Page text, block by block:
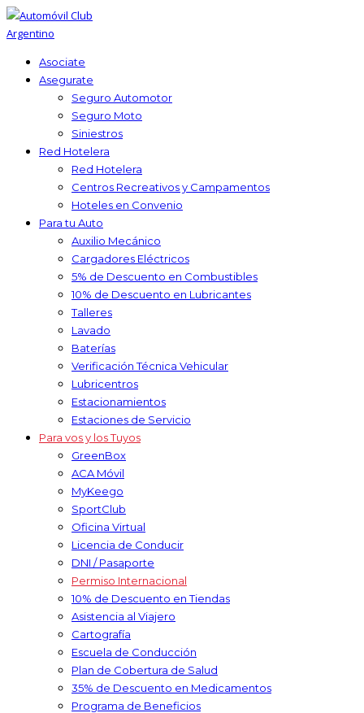
Asociate
Asegurate
Seguro Automotor
Seguro Moto
Siniestros
Red Hotelera
Red Hotelera
Centros Recreativos y Campamentos
Hoteles en Convenio
Para tu Auto
Auxilio Mecánico
Cargadores Eléctricos
5% de Descuento en Combustibles
10% de Descuento en Lubricantes
Talleres
Lavado
Baterías
Verificación Técnica Vehicular
Lubricentros
Estacionamientos
Estaciones de Servicio
Para vos y los Tuyos
GreenBox
ACA Móvil
MyKeego
SportClub
Oficina Virtual
Licencia de Conducir
DNI / Pasaporte
Permiso Internacional
10% de Descuento en Tiendas
Asistencia al Viajero
Cartografía
Escuela de Conducción
Plan de Cobertura de Salud
35% de Descuento en Medicamentos
Programa de Beneficios